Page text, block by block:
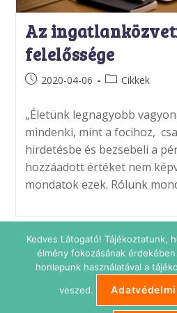
Az
felelőssége
Post2020-04-06
PostCikkek
„Életünk legnagyobb
mindenki, mint a focihoz,
hirdetésbe és bezsebeli a
hozzáadott értéket nem
mondatok ezek. Rólunk
Adatkezelési tájékoztató
Kedves Látogató! Tájékoztatunk,
élmény fokozásának
honlapunk használatával a
veszed.